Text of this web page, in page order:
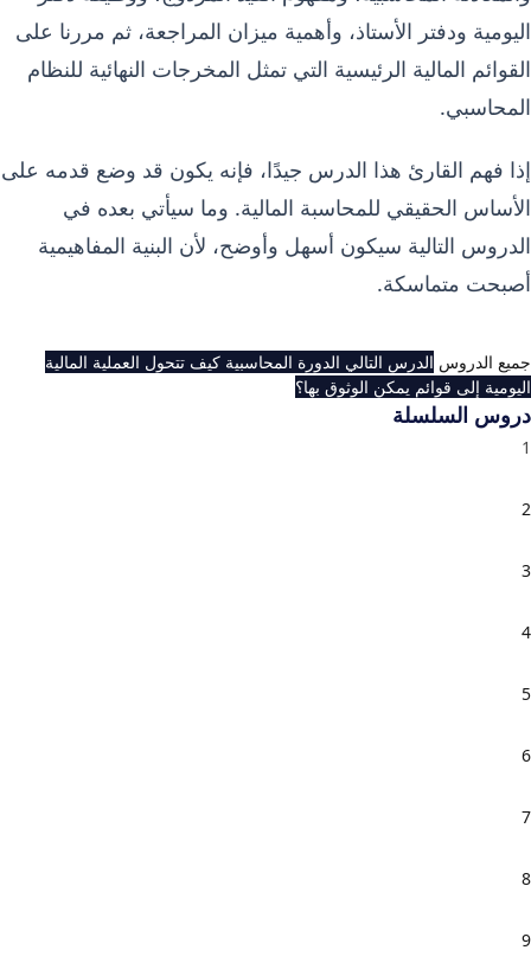
اليومية ودفتر الأستاذ، وأهمية ميزان المراجعة، ثم مررنا على
القوائم المالية الرئيسية التي تمثل المخرجات النهائية للنظام
المحاسبي.
إذا فهم القارئ هذا الدرس جيدًا، فإنه يكون قد وضع قدمه على
الأساس الحقيقي للمحاسبة المالية. وما سيأتي بعده في
الدروس التالية سيكون أسهل وأوضح، لأن البنية المفاهيمية
أصبحت متماسكة.
جميع الدروس الدرس التالي الدورة المحاسبية كيف تتحول العملية المالية
اليومية إلى قوائم يمكن الوثوق بها؟
دروس السلسلة
1
2
3
4
5
6
7
8
9